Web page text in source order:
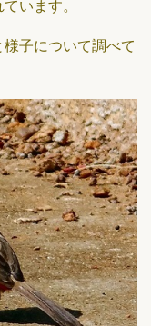
います。
子について調べて